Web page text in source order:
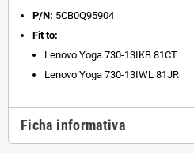
P/N: 5CB0Q95904
Fit to:
Lenovo Yoga 730-13IKB 81CT
Lenovo Yoga 730-13IWL 81JR
Ficha informativa